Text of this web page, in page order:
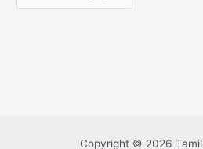
a
Copyright © 2026